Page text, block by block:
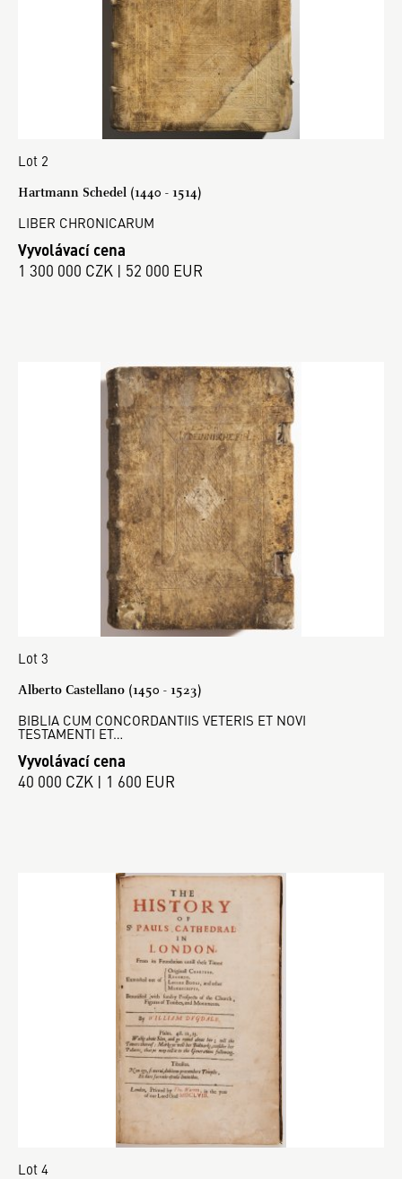
Lot 2
Hartmann Schedel (1440 - 1514)
LIBER CHRONICARUM
Vyvolávací cena
1 300 000 CZK | 52 000 EUR
Lot 3
Alberto Castellano (1450 - 1523)
BIBLIA CUM CONCORDANTIIS VETERIS ET NOVI
TESTAMENTI ET…
Vyvolávací cena
40 000 CZK | 1 600 EUR
Lot 4